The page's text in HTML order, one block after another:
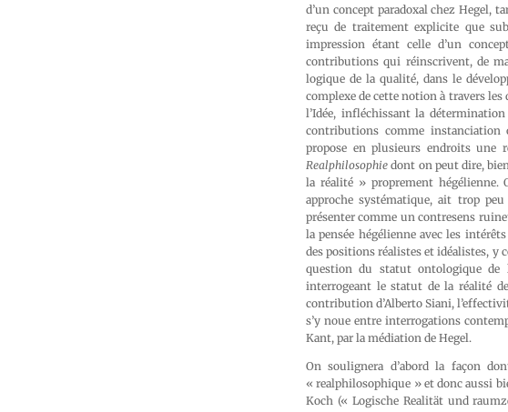
d’un concept paradoxal chez Hegel,
reçu de traitement explicite que
impression étant celle d’un
contributions qui réinscrivent, de
logique de la qualité, dans le
complexe de cette notion à travers
l’Idée, infléchissant la
contributions comme instanciation
propose en plusieurs endroits une
Realphilosophie dont on peut dire,
la réalité » proprement hégélienne.
approche systématique, ait trop
présenter comme un contresens
la pensée hégélienne avec les
des positions réalistes et idéalistes, y
question du statut ontologique de
interrogeant le statut de la réalité
contribution d’Alberto Siani,
s’y noue entre interrogations
Kant, par la médiation de Hegel.
On soulignera d’abord la façon
« realphilosophique » et donc aussi
Koch (« Logische Realität und